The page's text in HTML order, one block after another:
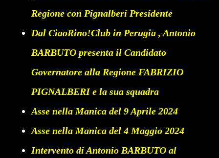
Regione con Pignalberi Presidente
Dal CiaoRino!Club in Perugia , Antonio
BARBUTO presenta il Candidato
Governatore alla Regione FABRIZIO
PIGNALBERI e la sua squadra
Asse nella Manica del 9 Aprile 2024
Asse nella Manica del 4 Maggio 2024
Intervento di Antonio BARBUTO al